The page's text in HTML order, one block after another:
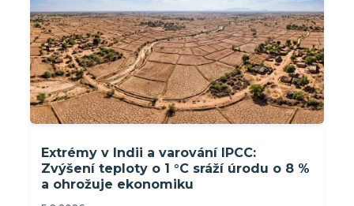
Extrémy v Indii a varování IPCC:
Zvýšení teploty o 1 °C sráží úrodu o 8 %
a ohrožuje ekonomiku